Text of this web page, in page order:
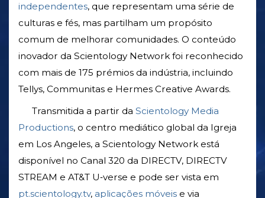
independentes, que representam uma série de
culturas e fés, mas partilham um propósito
comum de melhorar comunidades. O conteúdo
inovador da Scientology Network foi reconhecido
com mais de 175 prémios da indústria, incluindo
Tellys, Communitas e Hermes Creative Awards.
Transmitida a partir da Scientology Media
Productions, o centro mediático global da Igreja
em Los Angeles, a Scientology Network está
disponível no Canal 320 da DIRECTV, DIRECTV
STREAM e AT&T U‑verse e pode ser vista em
pt.scientology.tv, aplicações móveis e via